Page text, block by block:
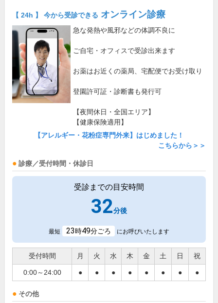
【 24h 】 今から受診できる オンライン診療
急な発熱や風邪などの体調不良に
ご自宅・オフィスで受診出来ます
お薬はお近くの薬局、宅配便でお受け取り
登園許可証・診断書も発行可
【夜間休日・全国エリア】
【健康保険適用】
【アレルギー・花粉症専門外来】はじめました！
こちらから＞＞
診療／受付時間・休診日
受診までの目安時間
32分後
最短 23時49分ごろ にお呼びいたします
受付時間 月 火 水 木 金 土 日 祝
0:00～24:00 ● ● ● ● ● ● ● ●
その他